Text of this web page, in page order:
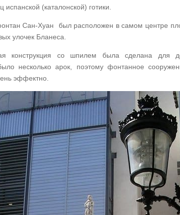
(каталонской) готики.
Сан-Хуан был расположен в самом центре
улочек Бланеса.
конструкция со шпилем была сделана для
несколько арок, поэтому фонтанное
эффектно.